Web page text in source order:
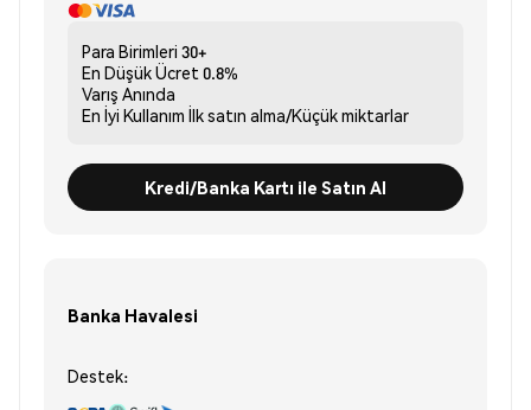
Para Birimleri 30+
En Düşük Ücret 0.8%
Varış Anında
En İyi Kullanım İlk satın alma/Küçük miktarlar
Kredi/Banka Kartı ile Satın Al
Banka Havalesi
Destek: